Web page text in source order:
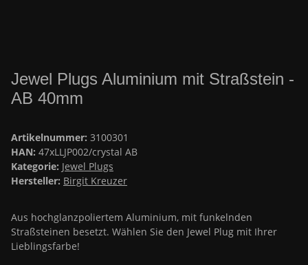
Jewel Plugs Aluminium mit Straßstein -
AB 40mm
Artikelnummer: 3100301
HAN: 47xLLJP002/crystal AB
Kategorie: Jewel Plugs
Hersteller: Birgit Kreuzer
Aus hochglanzpoliertem Aluminium, mit funkelnden
Straßsteinen besetzt. Wählen Sie den Jewel Plug mit Ihrer
Lieblingsfarbe!